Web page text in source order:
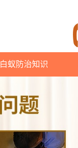
白蚁防治知识